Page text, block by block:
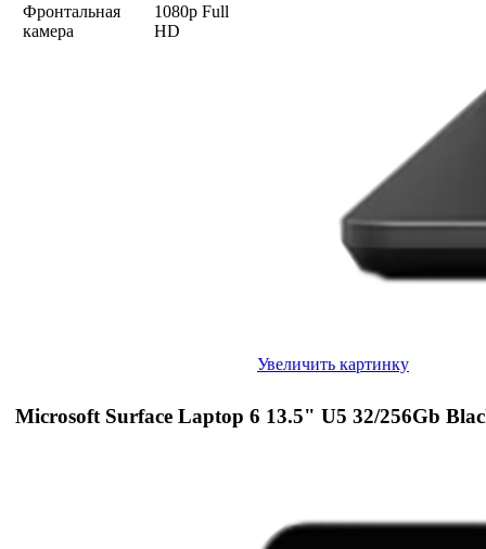
Фронтальная
камера
1080p Full
HD
Увеличить картинку
Microsoft Surface Laptop 6 13.5" U5 32/256Gb